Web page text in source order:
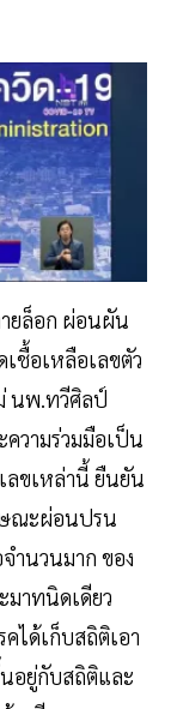
ายล็อก ผ่อนผัน
เชื้อเหลือเลขตัว
นพ.ทวีศิลป์
วามร่วมมือเป็น
ลขเหล่านี้ ยืนยัน
ษณะผ่อนปรน
ำนวนมาก ของ
มาทนิดเดียว
ได้เก็บสถิติเอา
อยู่กับสถิติและ